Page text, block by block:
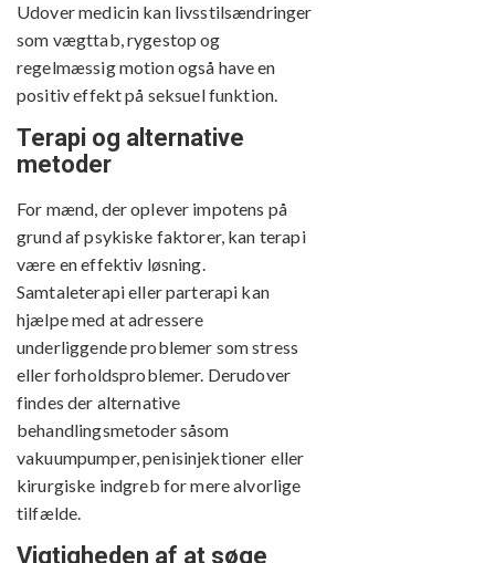
Udover medicin kan livsstilsændringer
som vægttab, rygestop og
regelmæssig motion også have en
positiv effekt på seksuel funktion.
Terapi og alternative
metoder
For mænd, der oplever impotens på
grund af psykiske faktorer, kan terapi
være en effektiv løsning.
Samtaleterapi eller parterapi kan
hjælpe med at adressere
underliggende problemer som stress
eller forholdsproblemer. Derudover
findes der alternative
behandlingsmetoder såsom
vakuumpumper, penisinjektioner eller
kirurgiske indgreb for mere alvorlige
tilfælde.
Vigtigheden af at søge